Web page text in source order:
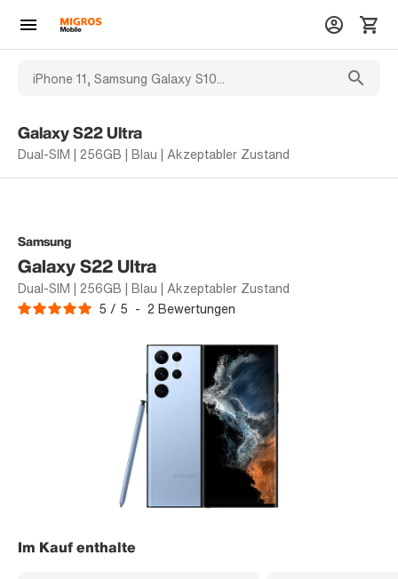
Galaxy S22 Ultra
Dual-SIM | 256GB | Blau | Akzeptabler Zustand
Samsung
Galaxy S22 Ultra
Dual-SIM | 256GB | Blau | Akzeptabler Zustand
5 / 5 - 2 Bewertungen
Im Kauf enthalte